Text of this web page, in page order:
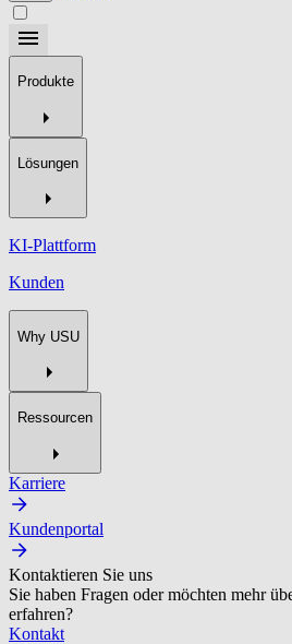
Produkte
Lösungen
KI-Plattform
Kunden
Why USU
Ressourcen
Karriere
Kundenportal
Kontaktieren Sie uns
Sie haben Fragen oder möchten mehr
erfahren?
Kontakt